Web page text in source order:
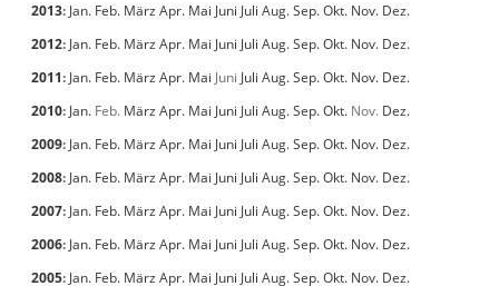
2013: Jan. Feb. März Apr. Mai Juni Juli Aug.Sep.Okt. Nov. Dez.
2012: Jan. Feb. März Apr. Mai Juni Juli Aug.Sep.Okt. Nov. Dez.
2011: Jan. Feb. März Apr. Mai Juni Juli Aug.Sep.Okt. Nov. Dez.
2010: Jan. Feb. März Apr. Mai Juni Juli Aug.Sep.Okt. Nov. Dez.
2009: Jan. Feb. März Apr. Mai Juni Juli Aug.Sep.Okt. Nov. Dez.
2008: Jan. Feb. März Apr. Mai Juni Juli Aug.Sep.Okt. Nov. Dez.
2007: Jan. Feb. März Apr. Mai Juni Juli Aug.Sep.Okt. Nov. Dez.
2006: Jan. Feb. März Apr. Mai Juni Juli Aug.Sep.Okt. Nov. Dez.
2005: Jan. Feb. März Apr. Mai Juni Juli Aug.Sep.Okt. Nov. Dez.